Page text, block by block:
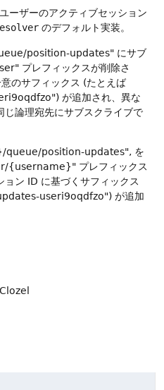
ーザーのアクティブセッション
のデフォルト実装。
position-updates" にサブ
プレフィックスが削除さ
のサフィックス (たとえば
が追加され、異な
じ論理宛先にサブスクライブで
queue/position-updates", を
{username}" プレフィックス
ン ID に基づくサフィックス
useri9oqdfzo") が追加